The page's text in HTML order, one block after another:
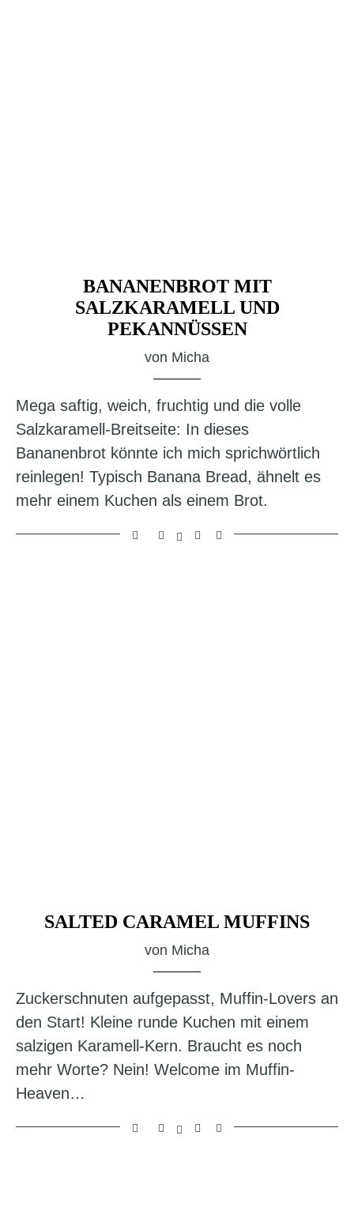
BANANENBROT MIT
SALZKARAMELL UND
PEKANNÜSSEN
von Micha
Mega saftig, weich, fruchtig und die volle
Salzkaramell-Breitseite: In dieses
Bananenbrot könnte ich mich sprichwörtlich
reinlegen! Typisch Banana Bread, ähnelt es
mehr einem Kuchen als einem Brot.
SALTED CARAMEL MUFFINS
von Micha
Zuckerschnuten aufgepasst, Muffin-Lovers an
den Start! Kleine runde Kuchen mit einem
salzigen Karamell-Kern. Braucht es noch
mehr Worte? Nein! Welcome im Muffin-
Heaven…